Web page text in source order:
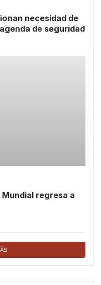
necesidad de
de seguridad
regresa a